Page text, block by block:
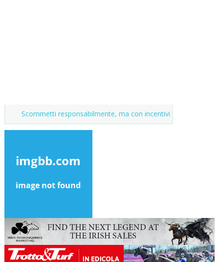
responsabilmente, ma con incentivi Market del